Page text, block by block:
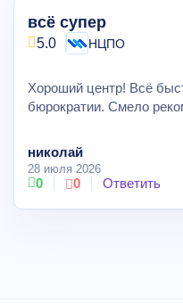
5.0
всё супер
НЦПО
Хороший центр! Всё
бюрократии. Смело
николай
28 июля 2026
0 0 Ответить